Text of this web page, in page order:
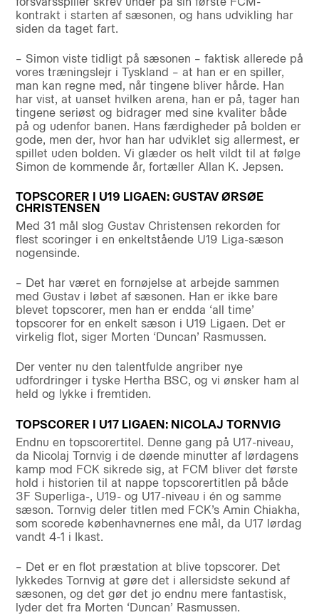
kontrakt i starten af sæsonen, og hans udvikling har
siden da taget fart.
– Simon viste tidligt på sæsonen – faktisk allerede på
vores træningslejr i Tyskland – at han er en spiller,
man kan regne med, når tingene bliver hårde. Han
har vist, at uanset hvilken arena, han er på, tager han
tingene seriøst og bidrager med sine kvaliter både
på og udenfor banen. Hans færdigheder på bolden er
gode, men der, hvor han har udviklet sig allermest, er
spillet uden bolden. Vi glæder os helt vildt til at følge
Simon de kommende år, fortæller Allan K. Jepsen.
TOPSCORER I U19 LIGAEN: GUSTAV ØRSØE
CHRISTENSEN
Med 31 mål slog Gustav Christensen rekorden for
flest scoringer i en enkeltstående U19 Liga-sæson
nogensinde.
– Det har været en fornøjelse at arbejde sammen
med Gustav i løbet af sæsonen. Han er ikke bare
blevet topscorer, men han er endda ‘all time’
topscorer for en enkelt sæson i U19 Ligaen. Det er
virkelig flot, siger Morten ‘Duncan’ Rasmussen.
Der venter nu den talentfulde angriber nye
udfordringer i tyske Hertha BSC, og vi ønsker ham al
held og lykke i fremtiden.
TOPSCORER I U17 LIGAEN: NICOLAJ TORNVIG
Endnu en topscorertitel. Denne gang på U17-niveau,
da Nicolaj Tornvig i de døende minutter af lørdagens
kamp mod FCK sikrede sig, at FCM bliver det første
hold i historien til at nappe topscorertitlen på både
3F Superliga-, U19- og U17-niveau i én og samme
sæson. Tornvig deler titlen med FCK’s Amin Chiakha,
som scorede københavnernes ene mål, da U17 lørdag
vandt 4-1 i Ikast.
– Det er en flot præstation at blive topscorer. Det
lykkedes Tornvig at gøre det i allersidste sekund af
sæsonen, og det gør det jo endnu mere fantastisk,
lyder det fra Morten ‘Duncan’ Rasmussen.